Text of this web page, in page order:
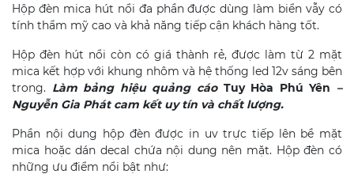
Hộp đèn mica hút nổi đa phần được dùng làm biển vẫy có
tính thẩm mỹ cao và khả năng tiếp cận khách hàng tốt.
Hộp đèn hút nổi còn có giá thành rẻ, được làm từ 2 mặt
mica kết hợp với khung nhôm và hệ thống led 12v sáng bên
trong. Làm bảng hiệu quảng cáo Tuy Hòa Phú Yên –
Nguyễn Gia Phát cam kết uy tín và chất lượng.
Phần nội dung hộp đèn được in uv trực tiếp lên bề mặt
mica hoặc dán decal chứa nội dung nên mặt. Hộp đèn có
những ưu điểm nổi bật như: